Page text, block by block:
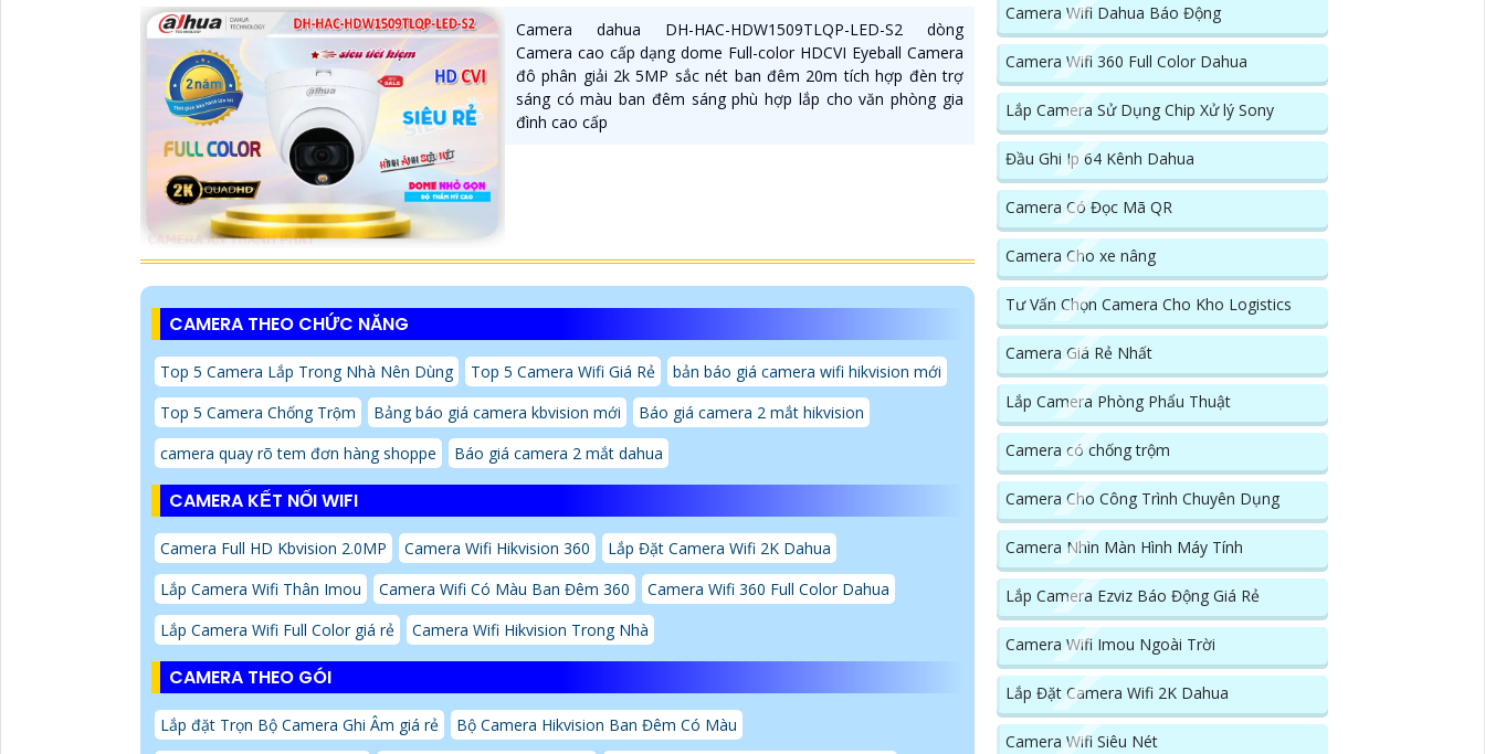
Camera dahua DH-HAC-HDW1509TLQP-LED-S2 dòng
Camera cao cấp dạng dome Full-color HDCVI Eyeball Camera
đô phân giải 2k 5MP sắc nét ban đêm 20m tích hợp đèn trợ
sáng có màu ban đêm sáng phù hợp lắp cho văn phòng gia
đình cao cấp
CAMERA THEO CHỨC NĂNG
Top 5 Camera Lắp Trong Nhà Nên Dùng Top 5 Camera Wifi Giá Rẻ
bản báo giá camera wifi hikvision mới
Top 5 Camera Chống Trộm
Bảng báo giá camera kbvision mới
Báo giá camera 2 mắt hikvision
camera quay rõ tem đơn hàng shoppe
Báo giá camera 2 mắt dahua
CAMERA KẾT NỐI WIFI
Camera Full HD Kbvision 2.0MP Camera Wifi Hikvision 360
Lắp Đặt Camera Wifi 2K Dahua
Lắp Camera Wifi Thân Imou
Camera Wifi Có Màu Ban Đêm 360
Camera Wifi 360 Full Color Dahua
Lắp Camera Wifi Full Color giá rẻ
Camera Wifi Hikvision Trong Nhà
CAMERA THEO GÓI
Lắp đặt Trọn Bộ Camera Ghi Âm giá rẻ
Bộ Camera Hikvision Ban Đêm Có Màu
Camera Wifi Dahua Báo Động
Camera Wifi 360 Full Color Dahua
Lắp Camera Sử Dụng Chip Xử lý Sony
Đầu Ghi Ip 64 Kênh Dahua
Camera Có Đọc Mã QR
Camera Cho xe nâng
Tư Vấn Chọn Camera Cho Kho Logistics
Camera Giá Rẻ Nhất
Lắp Camera Phòng Phẩu Thuật
Camera có chống trộm
Camera Cho Công Trình Chuyên Dụng
Camera Nhìn Màn Hình Máy Tính
Lắp Camera Ezviz Báo Động Giá Rẻ
Camera Wifi Imou Ngoài Trời
Lắp Đặt Camera Wifi 2K Dahua
Camera Wifi Siêu Nét